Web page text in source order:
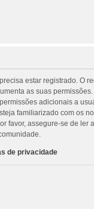
estar registrado. O
as suas
adicionais a
familiarizado com os
favor, assegure-se de ler
de privacidade